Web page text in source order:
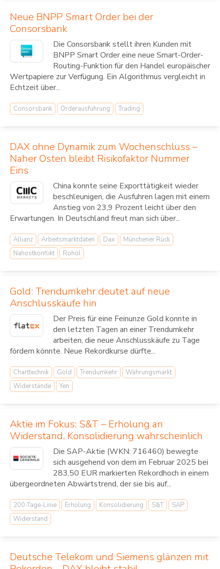
Neue BNPP Smart Order bei der
Consorsbank
Die Consorsbank stellt ihren Kunden mit
BNPP Smart Order eine neue Smart-Order-
Routing-Funktion für den Handel europäischer
Wertpapiere zur Verfügung. Ein Algorithmus vergleicht in
Echtzeit über...
Consorsbank Orderausführung Trading
DAX ohne Dynamik zum Wochenschluss –
Naher Osten bleibt Risikofaktor Nummer
Eins
China konnte seine Exporttätigkeit wieder
beschleunigen, die Ausfuhren lagen mit einem
Anstieg von 23,9 Prozent leicht über den
Erwartungen. In Deutschland freut man sich über...
Allianz Arbeitsmarktdaten Dax
Münchener Rück
Nahostkonflikt
Rohöl
Gold: Trendumkehr deutet auf neue
Anschlusskäufe hin
Der Preis für eine Feinunze Gold konnte in
den letzten Tagen an einer Trendumkehr
arbeiten, die neue Anschlusskäufe zu Tage
fördern könnte. Neue Rekordkurse dürfte...
Charttechnik Gold Trendumkehr
Währungsmarkt
Widerstände
Yen
Aktie im Fokus: S&T – Erholung an
Widerstand, Konsolidierung wahrscheinlich
Die SAP-Aktie (WKN: 716460) bewegte
sich ausgehend von dem im Februar 2025 bei
283,50 EUR markierten Rekordhoch in einem
übergeordneten Abwärtstrend, der sie bis auf...
200-Tage-Linie Erholung Konsolidierung S&T
SAP
Widerstand
Deutsche Telekom und Siemens glänzen mit